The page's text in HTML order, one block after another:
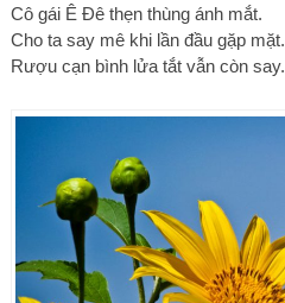
Cô gái Ê Đê thẹn thùng ánh mắt.
Cho ta say mê khi lần đầu gặp mặt.
Rượu cạn bình lửa tắt vẫn còn say.